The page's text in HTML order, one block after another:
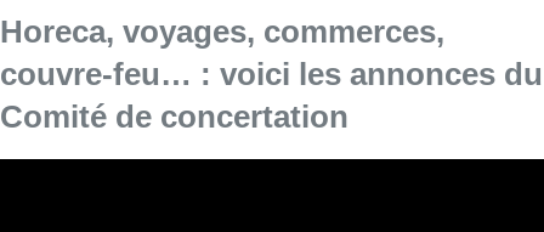
Horeca, voyages, commerces,
couvre-feu… : voici les annonces du
Comité de concertation